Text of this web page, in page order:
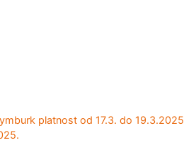
platnost od 17.3. do 19.3.2025